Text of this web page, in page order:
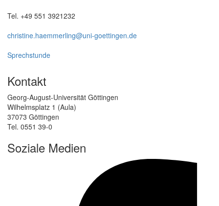
Tel. +49 551 3921232
christine.haemmerling@uni-goettingen.de
Sprechstunde
Kontakt
Georg-August-Universität Göttingen
Wilhelmsplatz 1 (Aula)
37073 Göttingen
Tel. 0551 39-0
Soziale Medien